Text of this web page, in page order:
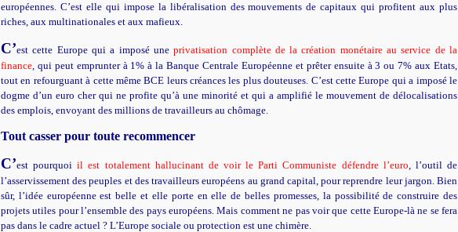
européennes. C’est elle qui impose la libéralisation des mouvements de capitaux qui profitent aux plus
riches, aux multinationales et aux mafieux.
C’est cette Europe qui a imposé uneprivatisation complète de la création monétaire au service de la
finance, qui peut emprunter à 1% à la Banque Centrale Européenne et prêter ensuite à 3 ou 7% aux Etats,
tout en refourguant à cette même BCE leurs créances les plus douteuses. C’est cette Europe qui a imposé le
dogme d’un euro cher qui ne profite qu’à une minorité et qui a amplifié le mouvement de délocalisations
des emplois, envoyant des millions de travailleurs au chômage.
Tout casser pour toute recommencer
C’est pourquoiil est totalement hallucinant de voir le Parti Communiste défendre l’euro, l’outil de
l’asservissement des peuples et des travailleurs européens au grand capital, pour reprendre leur jargon. Bien
sûr, l’idée européenne est belle et elle porte en elle de belles promesses, la possibilité de construire des
projets utiles pour l’ensemble des pays européens. Mais comment ne pas voir que cette Europe-là ne se fera
pas dans le cadre actuel ? L’Europe sociale ou protection est une chimère.